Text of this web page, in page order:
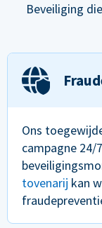
Beveiliging
Ons
campagne
tovenarij kan